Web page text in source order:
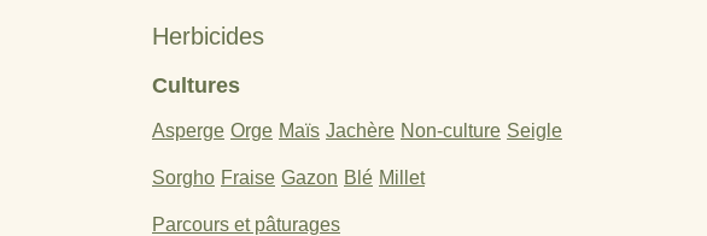
Herbicides
Cultures
Asperge Orge Maïs Jachère Non-culture Seigle
Sorgho Fraise Gazon Blé Millet
Parcours et pâturages